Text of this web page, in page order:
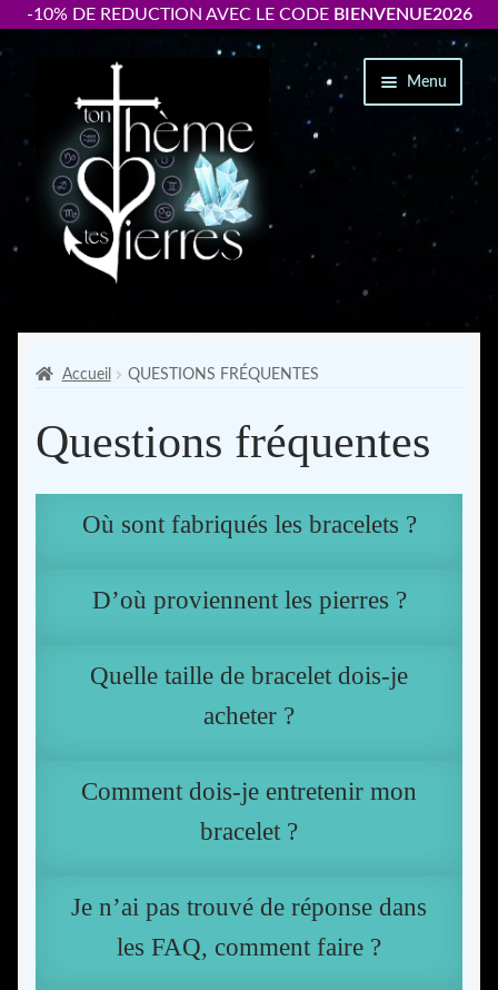
-10% DE REDUCTION AVEC LE CODE BIENVENUE2026
navigation
contenu
Menu
Bracelets par signe astrologique
enfant
Accessoires
Ton thème astrologique
Comment ça marche ?
Guide d’entretien de ton bracelet
Contact
Accueil QUESTIONS FRÉQUENTES
Questions fréquentes
Où sont fabriqués les bracelets ?
D’où proviennent les pierres ?
Quelle taille de bracelet dois-je
acheter ?
Comment dois-je entretenir mon
bracelet ?
Je n’ai pas trouvé de réponse dans
les FAQ, comment faire ?